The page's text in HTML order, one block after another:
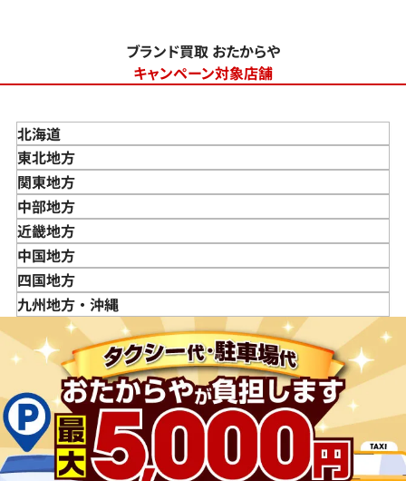
ブランド買取 おたからや
キャンペーン対象店舗
北海道
東北地方
青森県
岩手県
宮城県
秋田県
山形県
福島県
関東地方
東京都
神奈川県
埼玉県
千葉県
茨城県
栃木県
群馬県
中部地方
新潟県
富山県
石川県
山梨県
長野県
岐阜県
静岡県
愛知県
近畿地方
三重県
滋賀県
京都府
兵庫県
奈良県
和歌山県
中国地方
鳥取県
島根県
広島県
山口県
四国地方
徳島県
愛媛県
九州地方・沖縄
佐賀県
長崎県
熊本県
大分県
宮崎県
鹿児島県